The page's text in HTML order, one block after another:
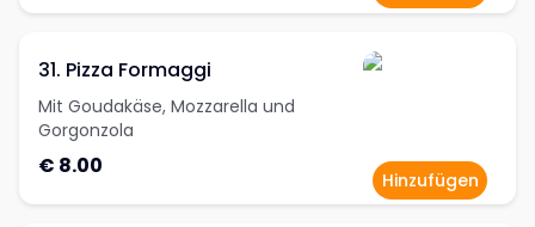
31. Pizza Formaggi
Mit Goudakäse, Mozzarella und
Gorgonzola
€ 8.00
Hinzufügen